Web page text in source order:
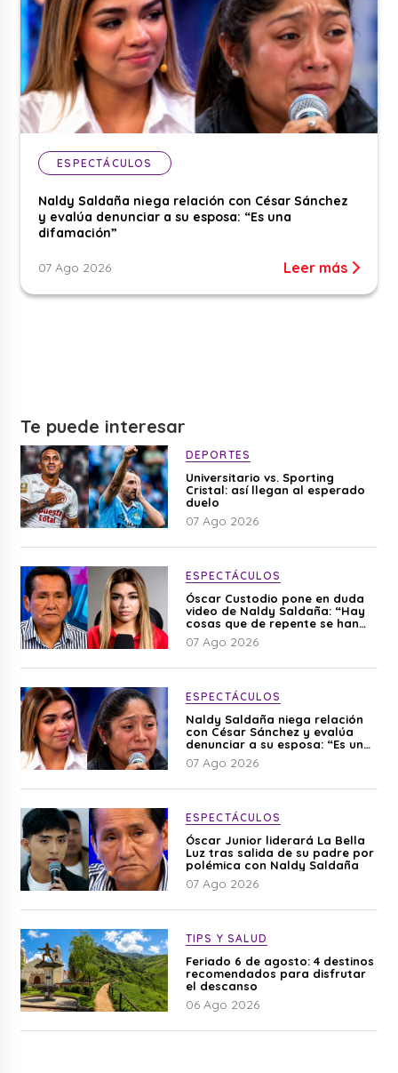
ESPECTÁCULOS
Naldy Saldaña niega relación con César Sánchez
y evalúa denunciar a su esposa: “Es una
difamación”
07 Ago 2026 Leer más
Te puede interesar
DEPORTES
Universitario vs. Sporting
Cristal: así llegan al esperado
duelo
07 Ago 2026
ESPECTÁCULOS
Óscar Custodio pone en duda
video de Naldy Saldaña: “Hay
cosas que de repente se han
editado”
07 Ago 2026
ESPECTÁCULOS
Naldy Saldaña niega relación
con César Sánchez y evalúa
denunciar a su esposa: “Es una
difamación”
07 Ago 2026
ESPECTÁCULOS
Óscar Junior liderará La Bella
Luz tras salida de su padre por
polémica con Naldy Saldaña
07 Ago 2026
TIPS Y SALUD
Feriado 6 de agosto: 4 destinos
recomendados para disfrutar
el descanso
06 Ago 2026